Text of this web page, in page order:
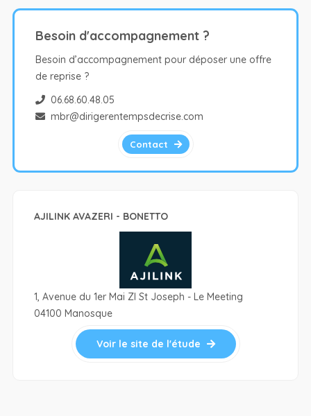
Besoin d'accompagnement ?
Besoin d’accompagnement pour déposer une offre
de reprise ?
06.68.60.48.05
mbr@dirigerentempsdecrise.com
Contact
AJILINK AVAZERI - BONETTO
1, Avenue du 1er Mai ZI St Joseph - Le Meeting
04100 Manosque
Voir le site de l'étude